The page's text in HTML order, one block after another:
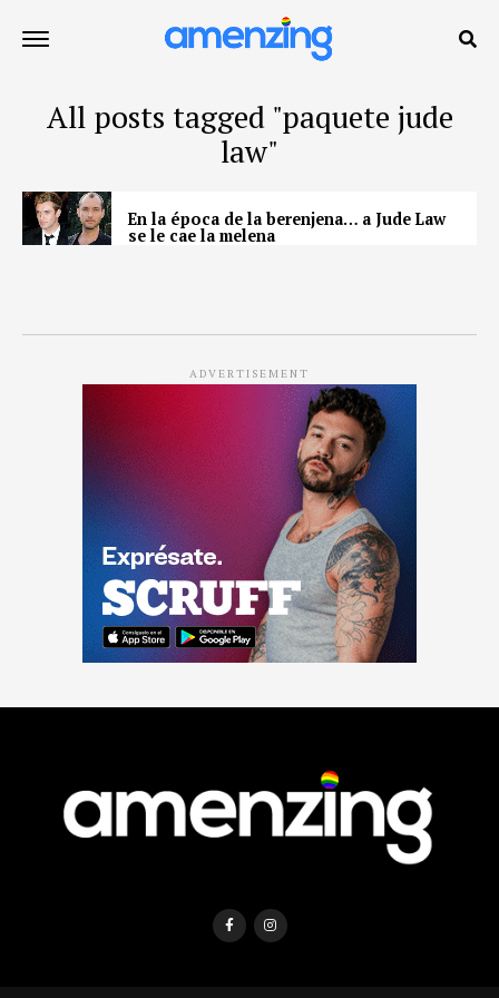
All posts tagged "paquete jude
law"
En la época de la berenjena… a Jude Law
se le cae la melena
ADVERTISEMENT